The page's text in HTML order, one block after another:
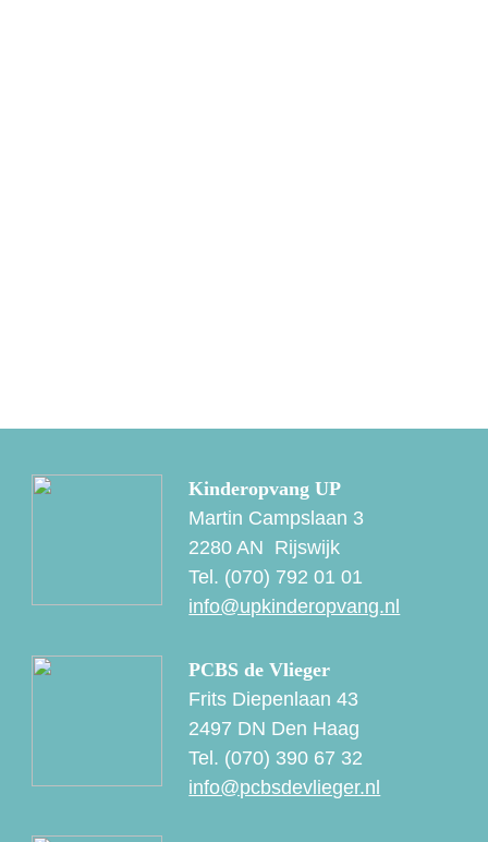
Kinderopvang UP
Martin Campslaan 3
2280 AN Rijswijk
Tel. (070) 792 01 01
info@upkinderopvang.nl
PCBS de Vlieger
Frits Diepenlaan 43
2497 DN Den Haag
Tel. (070) 390 67 32
info@pcbsdevlieger.nl